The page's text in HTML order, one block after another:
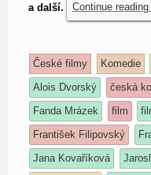
a další. Continue reading
České filmy Komedie
Alois Dvorský
česká
Fanda Mrázek
film
František Filipovský
Jana Kovaříková